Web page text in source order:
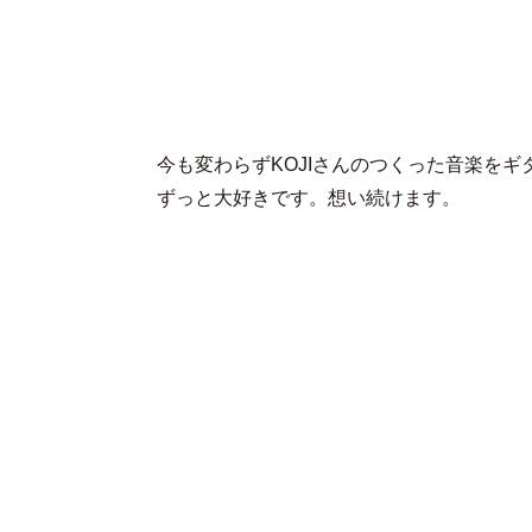
今も変わらずKOJIさんのつくった音楽をギ
ずっと大好きです。想い続けます。